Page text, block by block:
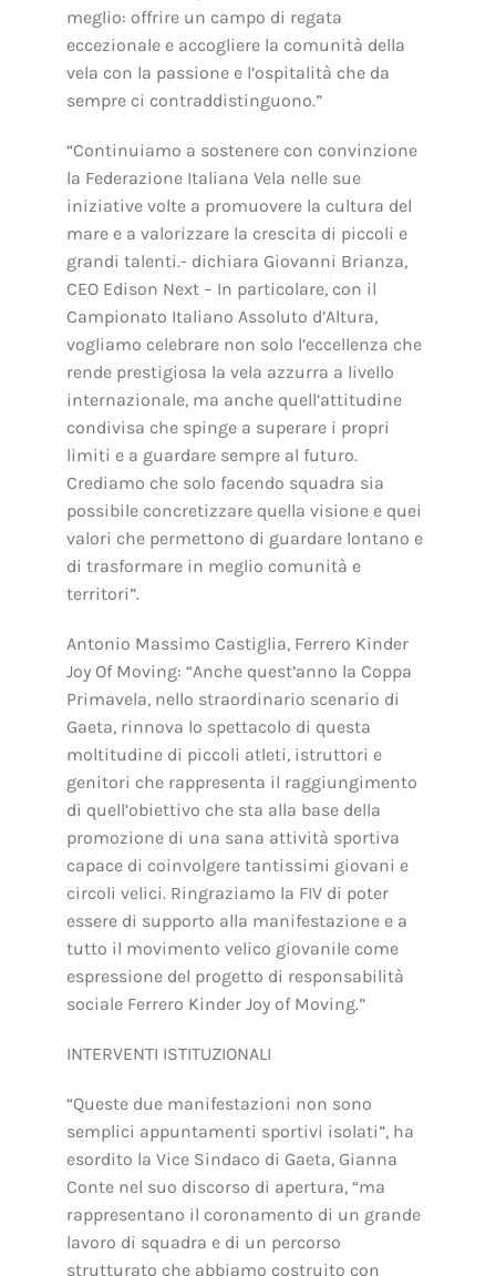
meglio: offrire un campo di regata
eccezionale e accogliere la comunità della
vela con la passione e l’ospitalità che da
sempre ci contraddistinguono.”
“Continuiamo a sostenere con convinzione
la Federazione Italiana Vela nelle sue
iniziative volte a promuovere la cultura del
mare e a valorizzare la crescita di piccoli e
grandi talenti.- dichiara Giovanni Brianza,
CEO Edison Next – In particolare, con il
Campionato Italiano Assoluto d’Altura,
vogliamo celebrare non solo l’eccellenza che
rende prestigiosa la vela azzurra a livello
internazionale, ma anche quell’attitudine
condivisa che spinge a superare i propri
limiti e a guardare sempre al futuro.
Crediamo che solo facendo squadra sia
possibile concretizzare quella visione e quei
valori che permettono di guardare lontano e
di trasformare in meglio comunità e
territori”.
Antonio Massimo Castiglia, Ferrero Kinder
Joy Of Moving: “Anche quest’anno la Coppa
Primavela, nello straordinario scenario di
Gaeta, rinnova lo spettacolo di questa
moltitudine di piccoli atleti, istruttori e
genitori che rappresenta il raggiungimento
di quell’obiettivo che sta alla base della
promozione di una sana attività sportiva
capace di coinvolgere tantissimi giovani e
circoli velici. Ringraziamo la FIV di poter
essere di supporto alla manifestazione e a
tutto il movimento velico giovanile come
espressione del progetto di responsabilità
sociale Ferrero Kinder Joy of Moving.”
INTERVENTI ISTITUZIONALI
“Queste due manifestazioni non sono
semplici appuntamenti sportivi isolati”, ha
esordito la Vice Sindaco di Gaeta, Gianna
Conte nel suo discorso di apertura, “ma
rappresentano il coronamento di un grande
lavoro di squadra e di un percorso
strutturato che abbiamo costruito con